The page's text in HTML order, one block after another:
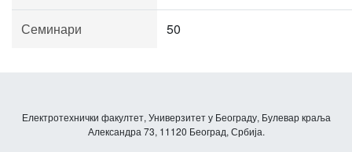
Семинари 50
Електротехнички факултет, Универзитет у Београду, Булевар краља
Александра 73, 11120 Београд, Србија.